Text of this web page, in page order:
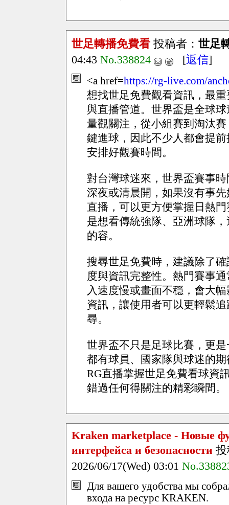
世足轉播免費看 投稿者： 世足
04:43 No.338824 [返信]
<a href=https://rg-live.com/
想找世足免費觀看資訊，最
與直播管道。世界盃是全球
量觀關注，從小組賽到淘汰
鍵進球，因此不少人都會提
安排好觀賽時間。
對台灣球迷來，世界盃賽事
深夜或清晨開，如果沒有事
直播，可以更方便掌握日熱
是想看傳統強隊、亞洲球隊
的容。
搜尋世足免費時，建議除了
度與資訊完整性。熱門賽事
入速度慢或畫面不穩，會大
資訊，讓使用者可以更輕鬆
尋。
世界盃不只是足球比賽，更
都有球員、國家隊與球迷的
RG直播掌握世足免費看球資
錯過任何得關注的精彩瞬間。
Kraken marketplace - Новые
интерфейса и безопасности
2026/06/17(Wed) 03:01
Для вашего удобства мы
входа на ресурс KRAKEN.